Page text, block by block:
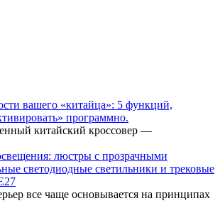
вашего «китайца»: 5 функций,
программно.
китайский кроссовер —
люстры с прозрачными
светодиодные светильники и трековые
все чаще основывается на принципах